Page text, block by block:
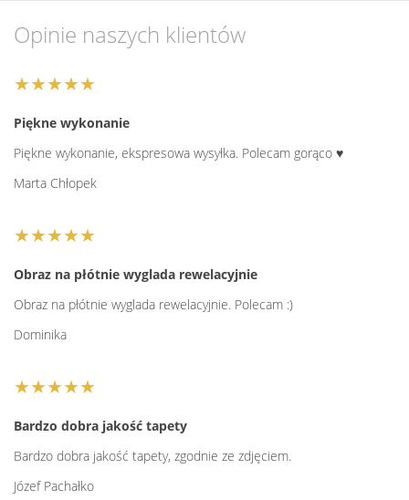
Opinie naszych klientów
★★★★★
Piękne wykonanie
Piękne wykonanie, ekspresowa wysyłka. Polecam gorąco ♥️
Marta Chłopek
★★★★★
Obraz na płótnie wyglada rewelacyjnie
Obraz na płótnie wyglada rewelacyjnie. Polecam :)
Dominika
★★★★★
Bardzo dobra jakość tapety
Bardzo dobra jakość tapety, zgodnie ze zdjęciem.
Józef Pachałko